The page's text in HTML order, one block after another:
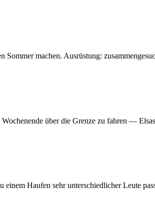
machen. Ausrüstung:
über die Grenze zu fahren —
Haufen sehr unterschiedlicher Leute